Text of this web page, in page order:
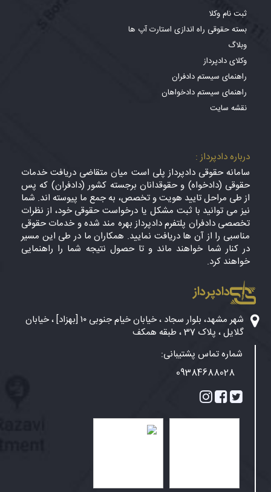
ثبت نام وکلا
بسته حقوقی راه اندازی استارت آپ ها
وبلاگ
وکلای دادپرداز
راهنمای سیستم دادفران
راهنمای سیستم دادخواهان
نقشه سایت
درباره دادپرداز :
سامانه حقوقی دادپرداز پلی است میان متقاضی دریافت خدمات
حقوقی (دادخواه) و حقوقدانان برجسته کشور (دادفران) که پس
از طی مراحل تایید هویت و تخصص، به جمع ما پیوسته اند. شما
نیز می توانید با ثبت مشکل یا درخواست حقوقی خود، از نظرات
تخصصی دادفران پلتفرم دادپرداز بهره مند شده و خدمات حقوقی
مناسبی را از آن ها دریافت نمایید. همکاران ما در طی این مسیر
در کنار شما خواهند ماند و تا حصول نتیجه شما را راهنمایی
خواهند کرد.
دادپرداز
شهر مشهد، بلوار سجاد ، خیابان خیام جنوبی ۱۰ [بهزاد] ، خیابان
گلایل ، پلاک 37 ، طبقه همکف
شماره تماس پشتیبانی:
09384688028